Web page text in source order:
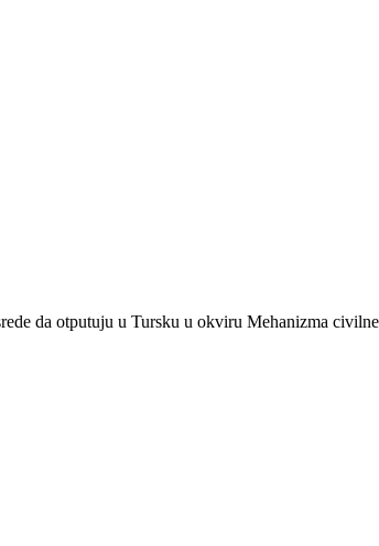
da otputuju u Tursku u okviru Mehanizma